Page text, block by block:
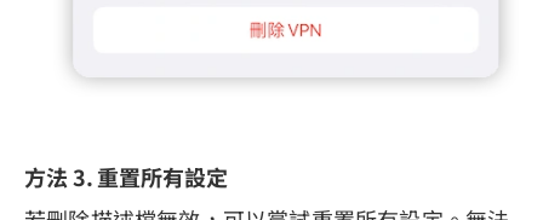
方法 3. 重置所有設定